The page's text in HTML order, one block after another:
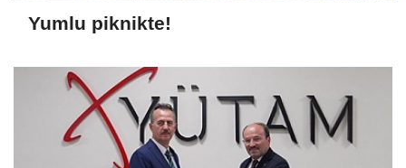
Yumlu piknikte!